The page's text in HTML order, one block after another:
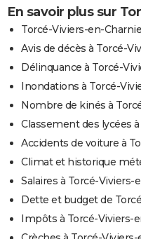
En savoir plus sur
Torcé-Viviers-en-Charnie
Avis de décès à Torcé-
Délinquance à Torcé-
Inondations à Torcé-
Nombre de kinés à
Classement des lycées
Accidents de voiture à
Climat et historique
Salaires à Torcé-Viviers-
Dette et budget de
Impôts à Torcé-Viviers-